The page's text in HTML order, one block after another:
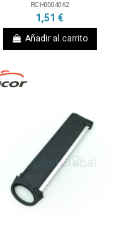
RCH0004062
1,51 €
Añadir al carrito